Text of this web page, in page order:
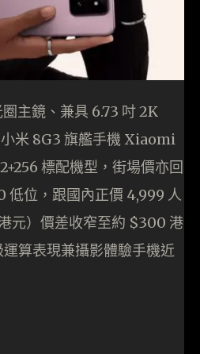
主鏡、兼具 6.73 吋 2K
米 8G3 旗艦手機 Xiaomi
標配機型，街場價亦回
低位，跟國內正價 4,999 人
元）價差收窄至約 $300 港
算表現兼攝影體驗手機近